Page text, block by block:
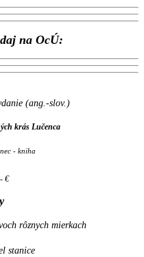
na OcÚ:
(ang.-slov.)
krás Lučenca
€
rôznych mierkach